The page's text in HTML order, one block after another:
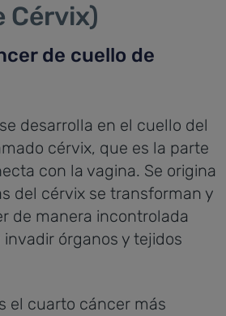
Cérvix)
de cuello de
desarrolla en el cuello del
cérvix, que es la parte
con la vagina. Se origina
del cérvix se transforman y
de manera incontrolada
órganos y tejidos
el cuarto cáncer más